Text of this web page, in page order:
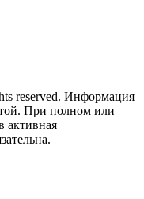
reserved. Информация
При полном или
активная